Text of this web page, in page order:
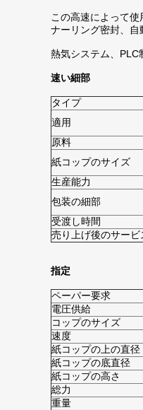
この高速によって
ナーリング密封、自
熱気システム、PLC
速い細部
タイプ
適用
原料
紙コップのサイズ
生産能力
包装の細部
受渡し時間
売り上げ後のサー
指定
ペーパー要求
電圧供給
コップのサイズ
速度
紙コップの上の直径
紙コップの底直径
紙コップの高さ
総力
重量